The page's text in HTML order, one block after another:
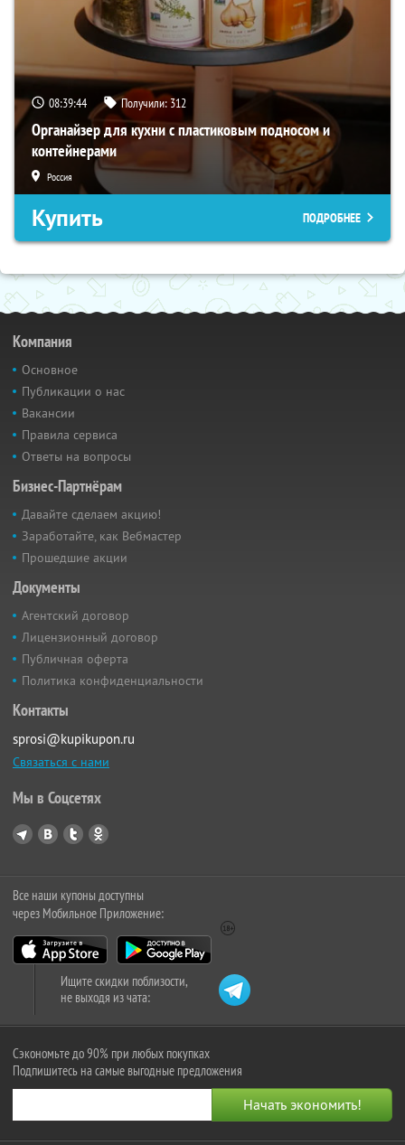
08:39:43 Получили: 312
Органайзер для кухни с пластиковым подносом и
контейнерами
Россия
Купить ПОДРОБНЕЕ
Компания
Основное
Публикации о нас
Вакансии
Правила сервиса
Ответы на вопросы
Бизнес-Партнёрам
Давайте сделаем акцию!
Заработайте, как Вебмастер
Прошедшие акции
Документы
Агентский договор
Лицензионный договор
Публичная оферта
Политика конфиденциальности
Контакты
sprosi@kupikupon.ru
Связаться с нами
Мы в Соцсетях
Все наши купоны доступны
через Мобильное Приложение:
Ищите скидки поблизости,
не выходя из чата:
Сэкономьте до 90% при любых покупках
Подпишитесь на самые выгодные предложения